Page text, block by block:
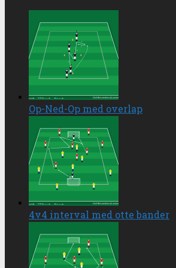
Op-Ned-Op med overlap
4v4 interval med otte bander